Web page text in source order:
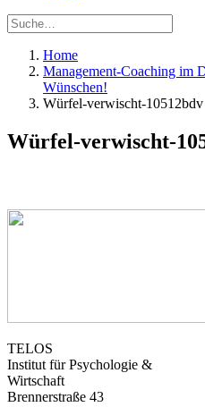
Home
Management-Coaching im
Wünschen!
Würfel-verwischt-10512bdv
Würfel-verwischt-
TELOS
Institut für Psychologie &
Wirtschaft
Brennerstraße 43